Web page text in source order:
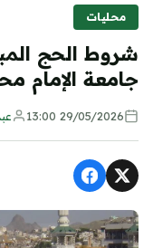
محليات
شروط الحج
جامعة الإمام
29/05/2026 13:00